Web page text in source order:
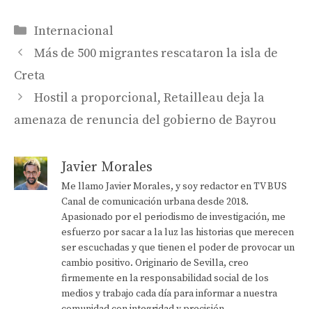
Categorías
Internacional
Más de 500 migrantes rescataron la isla de
Creta
Hostil a proporcional, Retailleau deja la
amenaza de renuncia del gobierno de Bayrou
Javier Morales
Me llamo Javier Morales, y soy redactor en TV BUS
Canal de comunicación urbana desde 2018.
Apasionado por el periodismo de investigación, me
esfuerzo por sacar a la luz las historias que merecen
ser escuchadas y que tienen el poder de provocar un
cambio positivo. Originario de Sevilla, creo
firmemente en la responsabilidad social de los
medios y trabajo cada día para informar a nuestra